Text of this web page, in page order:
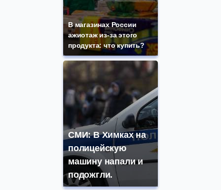
В магазинах России
ажиотаж из-за этого
продукта: что купить?
СМИ: В Химках на
полицейскую
машину напали и
подожгли.